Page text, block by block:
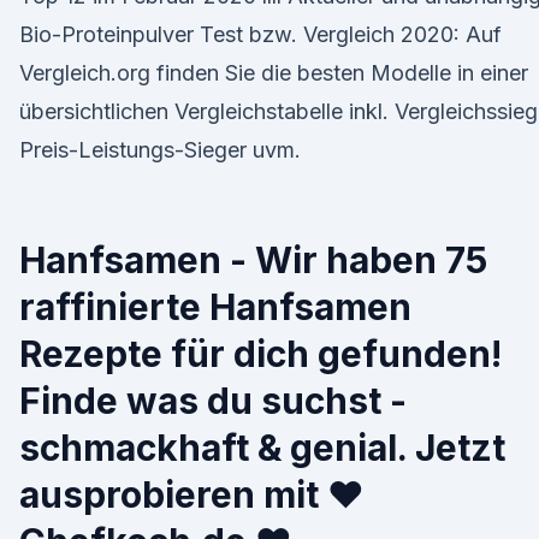
Bio-Proteinpulver Test bzw. Vergleich 2020: Auf
Vergleich.org finden Sie die besten Modelle in einer
übersichtlichen Vergleichstabelle inkl.
Preis-Leistungs-Sieger uvm.
Hanfsamen - Wir haben 75
raffinierte Hanfsamen
Rezepte für dich gefunden!
Finde was du suchst -
schmackhaft & genial. Jetzt
ausprobieren mit ♥